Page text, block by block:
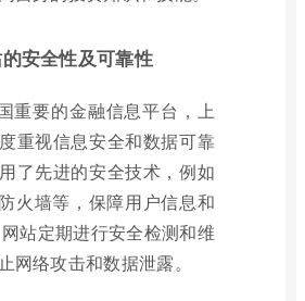
安全性及可靠性
重要的金融信息平台，上
重视信息安全和数据可靠
了先进的安全技术，例如
火墙等，保障用户信息和
站定期进行安全检测和维
网络攻击和数据泄露。